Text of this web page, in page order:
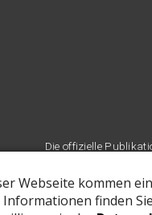
Die offizielle